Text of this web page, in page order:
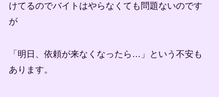
けてるのでバイトはやらなくても問題ないのです
が
「明日、依頼が来なくなったら…」という不安も
あります。